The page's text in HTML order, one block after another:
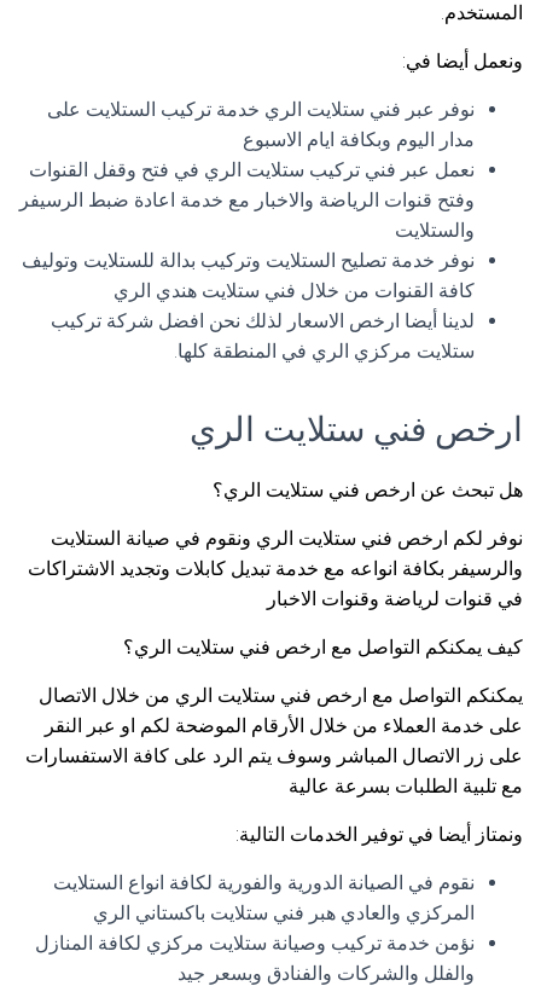
المستخدم.
ونعمل أيضا في:
نوفر عبر فني ستلايت الري خدمة تركيب الستلايت على
مدار اليوم وبكافة ايام الاسبوع
نعمل عبر فني تركيب ستلايت الري في فتح وقفل القنوات
وفتح قنوات الرياضة والاخبار مع خدمة اعادة ضبط الرسيفر
والستلايت
نوفر خدمة تصليح الستلايت وتركيب بدالة للستلايت وتوليف
كافة القنوات من خلال فني ستلايت هندي الري
لدينا أيضا ارخص الاسعار لذلك نحن افضل شركة تركيب
ستلايت مركزي الري في المنطقة كلها.
ارخص فني ستلايت الري
هل تبحث عن ارخص فني ستلايت الري؟
نوفر لكم ارخص فني ستلايت الري ونقوم في صيانة الستلايت
والرسيفر بكافة انواعه مع خدمة تبديل كابلات وتجديد الاشتراكات
في قنوات لرياضة وقنوات الاخبار
كيف يمكنكم التواصل مع ارخص فني ستلايت الري؟
يمكنكم التواصل مع ارخص فني ستلايت الري من خلال الاتصال
على خدمة العملاء من خلال الأرقام الموضحة لكم او عبر النقر
على زر الاتصال المباشر وسوف يتم الرد على كافة الاستفسارات
مع تلبية الطلبات بسرعة عالية
ونمتاز أيضا في توفير الخدمات التالية:
نقوم في الصيانة الدورية والفورية لكافة انواع الستلايت
المركزي والعادي هبر فني ستلايت باكستاني الري
نؤمن خدمة تركيب وصيانة ستلايت مركزي لكافة المنازل
والفلل والشركات والفنادق وبسعر جيد